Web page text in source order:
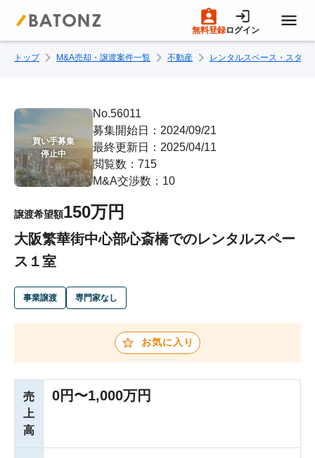
無料登録ログイン
トップページ
M&A案件一覧
売りたい方へ
成約事例
M&A専門家の方へ
トップ M&A売却・譲渡案件一覧 不動産 レンタルスペース・スタジ
買い手募集
停止中
No.56011
募集開始日：2024/09/21
最終更新日：2025/04/11
閲覧数：715
M&A交渉数：10
譲渡希望額150万円
大阪繁華街中心部心斎橋でのレンタルスペー
ス１室
事業譲渡 専門家なし
お気に入り
売
上
高
0円〜1,000万円